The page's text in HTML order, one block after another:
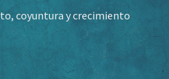
coyuntura y crecimiento